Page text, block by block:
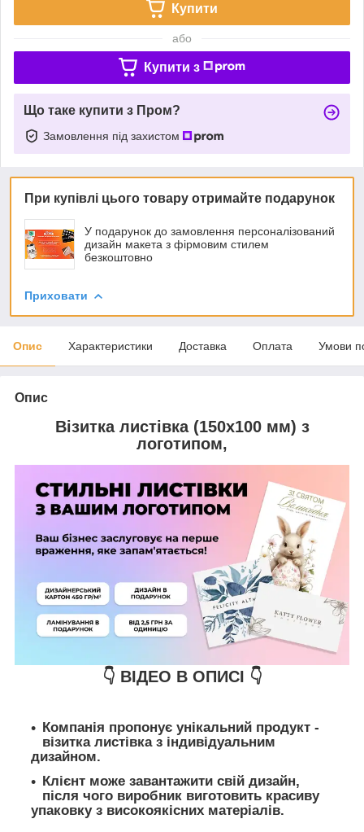
Купити
або
Купити з
Що таке купити з Пром?
Замовлення під захистом
При купівлі цього товару отримайте подарунок
У подарунок до замовлення персоналізований
дизайн макета з фірмовим стилем
безкоштовно
Приховати
Опис Характеристики Доставка Оплата Умови
Опис
Візитка листівка (150х100 мм) з
логотипом,
👇 ВІДЕО В ОПИСІ 👇
Компанія пропонує унікальний продукт -
візитка листівка з індивідуальним
дизайном.
Клієнт може завантажити свій дизайн,
після чого виробник виготовить красиву
упаковку з високоякісних матеріалів.